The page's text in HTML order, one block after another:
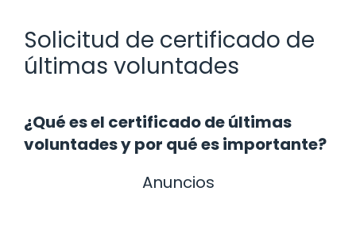
Solicitud de certificado de
últimas voluntades
¿Qué es el certificado de últimas
voluntades y por qué es importante?
Anuncios